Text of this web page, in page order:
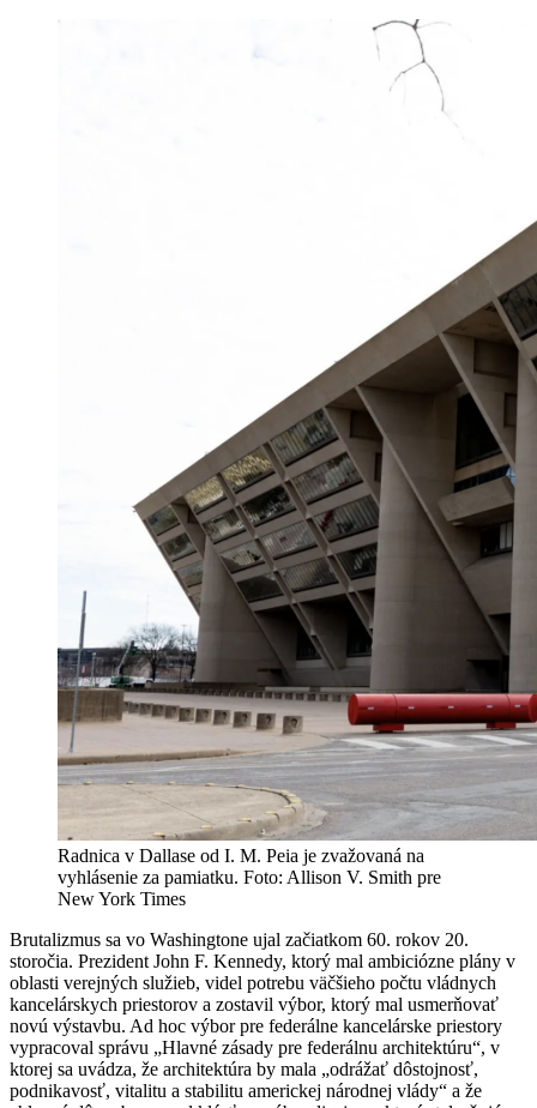
Radnica v Dallase od I. M. Peia je zvažovaná na
vyhlásenie za pamiatku. Foto: Allison V. Smith pre
New York Times
Brutalizmus sa vo Washingtone ujal začiatkom 60. rokov 20.
storočia. Prezident John F. Kennedy, ktorý mal ambiciózne plány v
oblasti verejných služieb, videl potrebu väčšieho počtu vládnych
kancelárskych priestorov a zostavil výbor, ktorý mal usmerňovať
novú výstavbu. Ad hoc výbor pre federálne kancelárske priestory
vypracoval správu „Hlavné zásady pre federálnu architektúru“, v
ktorej sa uvádza, že architektúra by mala „odrážať dôstojnosť,
podnikavosť, vitalitu a stabilitu americkej národnej vlády“ a že